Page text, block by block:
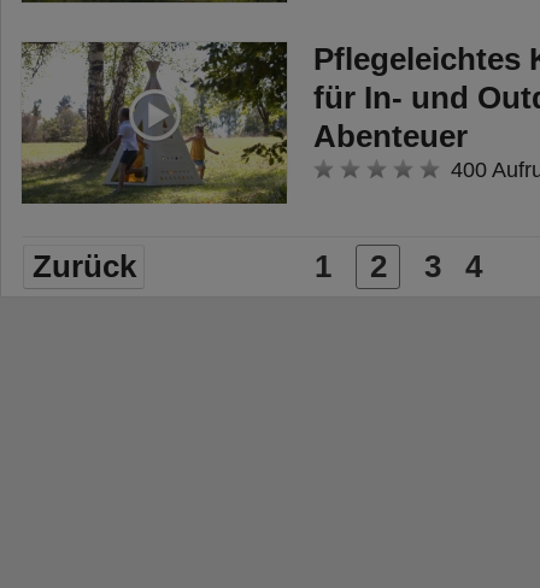
Pflegeleichtes
für In- und
Abenteuer
400
Zurück 1 2 3 4